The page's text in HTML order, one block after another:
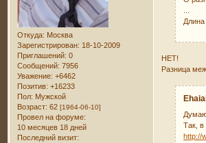
Откуда: Москва
Зарегистрирован: 18-10-2009
Приглашений: 0
Сообщений: 7956
Уважение: +6462
Позитив: +16233
Пол: Мужской
Возраст: 62[1964-06-10]
Провел на форуме:
10 месяцев 18 дней
Последний визит:
НЕТ!
Разница
Так, в
http://